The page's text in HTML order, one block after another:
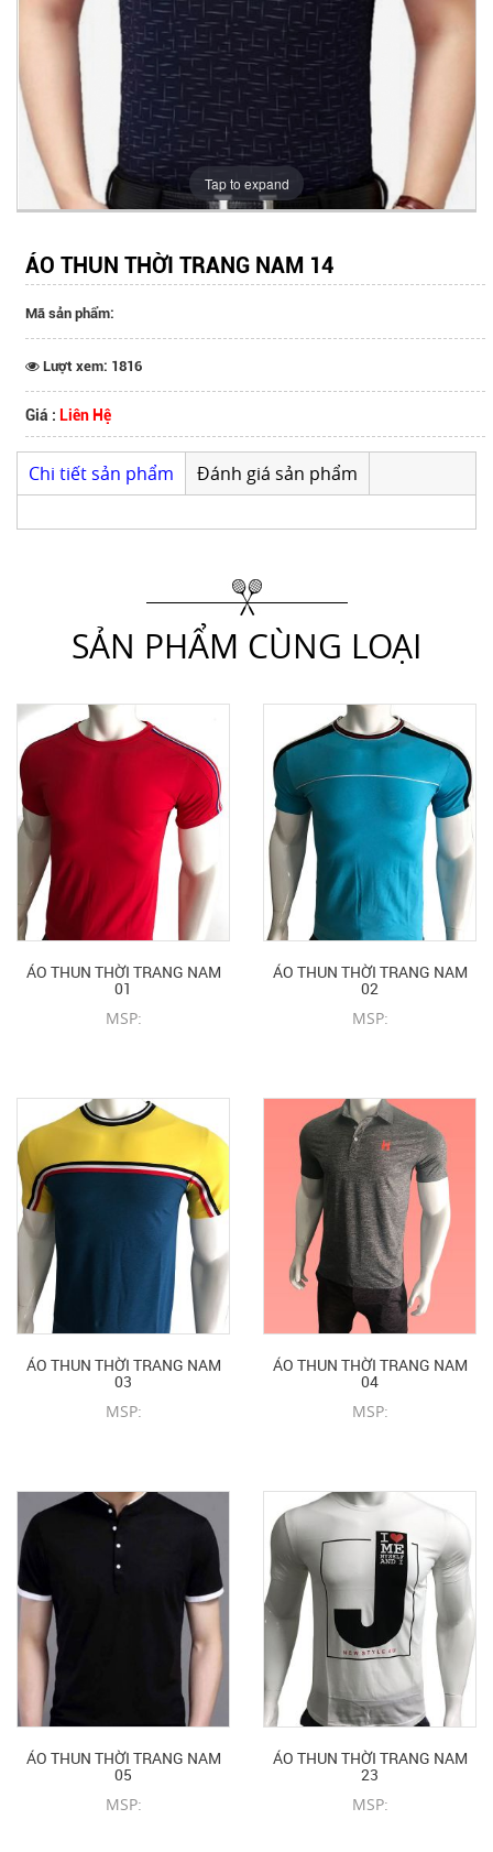
Tap to expand
ÁO THUN THỜI TRANG NAM 14
Mã sản phẩm:
Lượt xem: 1816
Giá : Liên Hệ
Chi tiết sản phẩm Đánh giá sản phẩm
SẢN PHẨM CÙNG LOẠI
ÁO THUN THỜI TRANG NAM
01
MSP:
ÁO THUN THỜI TRANG NAM
02
MSP:
ÁO THUN THỜI TRANG NAM
03
MSP:
ÁO THUN THỜI TRANG NAM
04
MSP:
ÁO THUN THỜI TRANG NAM
05
MSP:
ÁO THUN THỜI TRANG NAM
23
MSP: